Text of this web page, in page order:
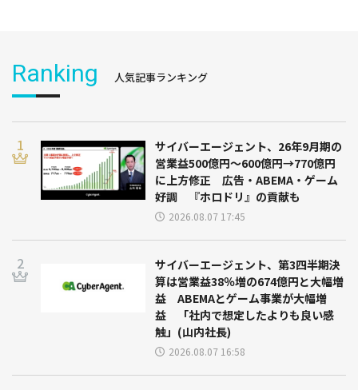
Ranking 人気記事ランキング
サイバーエージェント、26年9月期の
営業益500億円～600億円→770億円
に上方修正 広告・ABEMA・ゲーム
好調 『ホロドリ』の貢献も
2026.08.07 17:45
サイバーエージェント、第3四半期決
算は営業益38％増の674億円と大幅増
益 ABEMAとゲーム事業が大幅増
益 「社内で想定したよりも良い感
触」(山内社長)
2026.08.07 16:58